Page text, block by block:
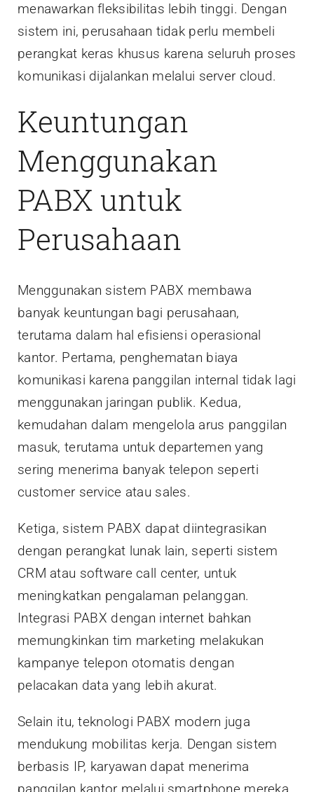
menawarkan fleksibilitas lebih tinggi. Dengan
sistem ini, perusahaan tidak perlu membeli
perangkat keras khusus karena seluruh proses
komunikasi dijalankan melalui server cloud.
Keuntungan
Menggunakan
PABX untuk
Perusahaan
Menggunakan sistem PABX membawa
banyak keuntungan bagi perusahaan,
terutama dalam hal efisiensi operasional
kantor. Pertama, penghematan biaya
komunikasi karena panggilan internal tidak lagi
menggunakan jaringan publik. Kedua,
kemudahan dalam mengelola arus panggilan
masuk, terutama untuk departemen yang
sering menerima banyak telepon seperti
customer service atau sales.
Ketiga, sistem PABX dapat diintegrasikan
dengan perangkat lunak lain, seperti sistem
CRM atau software call center, untuk
meningkatkan pengalaman pelanggan.
Integrasi PABX dengan internet bahkan
memungkinkan tim marketing melakukan
kampanye telepon otomatis dengan
pelacakan data yang lebih akurat.
Selain itu, teknologi PABX modern juga
mendukung mobilitas kerja. Dengan sistem
berbasis IP, karyawan dapat menerima
panggilan kantor melalui smartphone mereka